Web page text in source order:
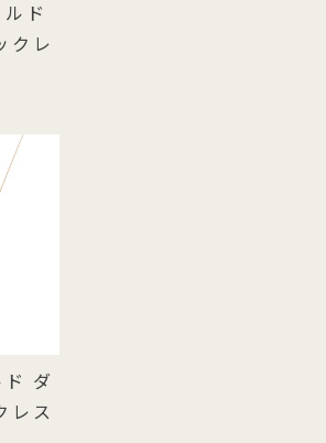
ド
クレ
ダ
レス